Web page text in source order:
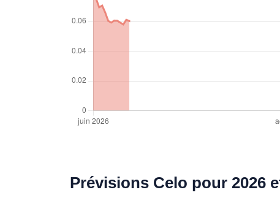
Prévisions Celo pour 2026